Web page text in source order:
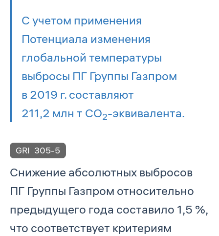
С учетом применения
Потенциала изменения
глобальной температуры
выбросы ПГ Группы Газпром
в 2019 г. составляют
211,2 млн т СО2-эквивалента.
GRI 305-5
Снижение абсолютных выбросов
ПГ Группы Газпром относительно
предыдущего года составило 1,5 %,
что соответствует критериям